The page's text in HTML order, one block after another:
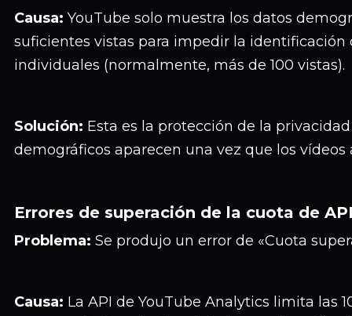
Causa: YouTube solo muestra los datos
suficientes vistas para impedir la identificación
individuales (normalmente, más de 100 vistas).
Solución: Esta es la protección de la
demográficos aparecen una vez que los
Errores de superación de la cuota de
Problema: Se produjo un error de «Cuota
Causa: La API de YouTube Analytics limita las